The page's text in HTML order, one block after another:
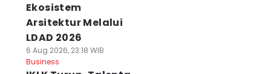
Ekosistem
Arsitektur Melalui
LDAD 2026
6 Aug 2026, 23:18 WIB
Business